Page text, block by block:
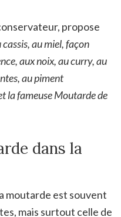
propose
cassis, au miel, façon
aux noix, au curry, au
au piment
la fameuse Moutarde de
dans la
moutarde est souvent
mais surtout celle de